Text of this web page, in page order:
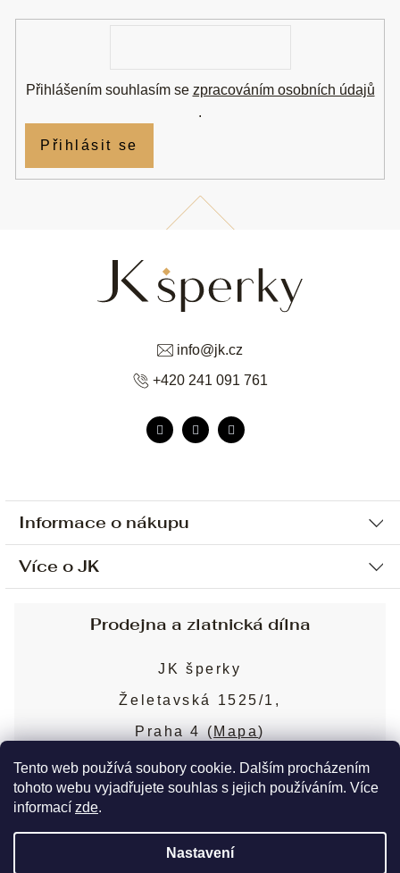
Tento web používá soubory cookie. Dalším procházením
tohoto webu vyjadřujete souhlas s jejich používáním. Více
informací zde.
Nastavení
Informace o nákupu
Ochrana osobních údajů
Sjednání osobní schůzky
Obchodní podmínky
Puncovní značky
Více o JK
Blog
Nejčastější dotazy
info@jk.cz
+420 241 091 761
Přihlášením souhlasím se zpracováním osobních údajů
.
Přihlásit se
Prodejna a zlatnická dílna
JK šperky
Želetavská 1525/1,
Praha 4 (Mapa)
Více o prodejně
Copyright 2026JK šperky. Všechna práva
Upravit nastavení cookies